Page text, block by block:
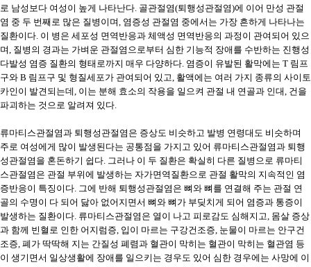
로 남성보다 여성이 높게 나타난다. 골관절염(퇴행성관절염)에 이어 만성 관절
염 중 두 번째로 많은 질병이며, 염증성 관절염 중에서는 가장 흔하게 나타나는
질환이다. 이 병은 세포성 면역반응과 체액성 면역반응의 과정이 관여되어 있으
며, 질병의 경과는 가벼운 관절염으로부터 심한 기능적 장애를 수반하는 진행성
다발성 염증 질환의 형태로까지 매우 다양하다. 염증이 유발된 활막에는 T 림프
구와 B 림프구 및 형질세포가 관여되어 있고, 활액에는 여러 가지 종류의 사이토
카인이 발견되는데, 이는 분해 효소의 작용을 일으켜 관절 내 연골과 인대, 건을
파괴하는 것으로 알려져 있다.
류마티스관절염과 퇴행성관절염은 증상도 비슷하고 발병 연령대도 비슷하며
주로 여성에게 많이 발생된다는 공통점을 가지고 있어 류마티스관절염과 퇴행
성관절염을 혼돈하기 쉽다. 그러나 이 두 질환은 확실히 다른 질병으로 류마티
스관절염은 관절 부위에 발생하는 자가면역질환으로 관절 활막의 지속적인 염
증반응이 특징이다. 그에 반해 퇴행성관절염은 뼈와 뼈를 연결해 주는 관절 연
골의 수명이 다 되어 닳아 없어지면서 뼈와 뼈가 부딪치게 되어 염증과 통증이
발생하는 질환이다. 류마티스관절염은 열이 나고 피로감도 심해지고, 몸살 증상
과 함께 빈혈로 인한 어지럼증, 입이 마르는 구강건조증, 눈물이 마르는 안구건
조증, 폐가 딱딱해 지는 간질성 폐렴과 혈관이 막히는 혈관이 막히는 혈관염 등
이 생기면서 일상생활에 장애를 일으키는 경우도 있어 심한 경우에는 사망에 이